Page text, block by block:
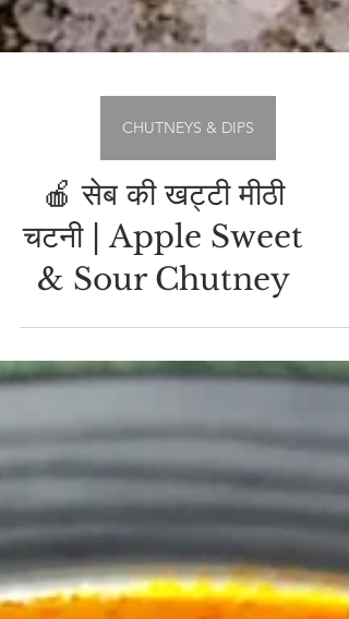
CHUTNEYS & DIPS
🍎 सेब की खट्टी मीठी
चटनी | Apple Sweet
& Sour Chutney